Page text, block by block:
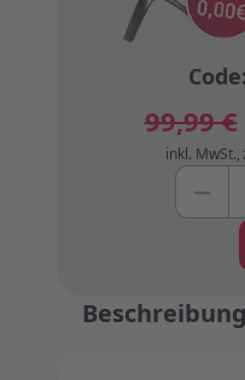
99,99 €
inkl. MwSt.,
Menge
–
Beschreibung